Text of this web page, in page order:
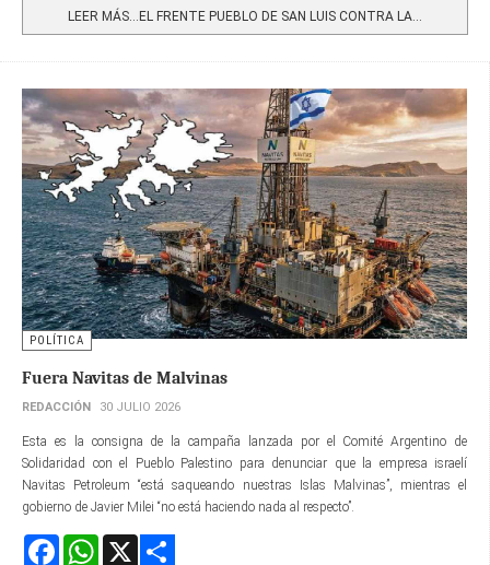
LEER MÁS…EL FRENTE PUEBLO DE SAN LUIS CONTRA LA...
POLÍTICA
Fuera Navitas de Malvinas
REDACCIÓN 30 JULIO 2026
Esta es la consigna de la campaña lanzada por el Comité Argentino de
Solidaridad con el Pueblo Palestino para denunciar que la empresa israelí
Navitas Petroleum “está saqueando nuestras Islas Malvinas”, mientras el
gobierno de Javier Milei “no está haciendo nada al respecto”.
FacebookWhatsApp